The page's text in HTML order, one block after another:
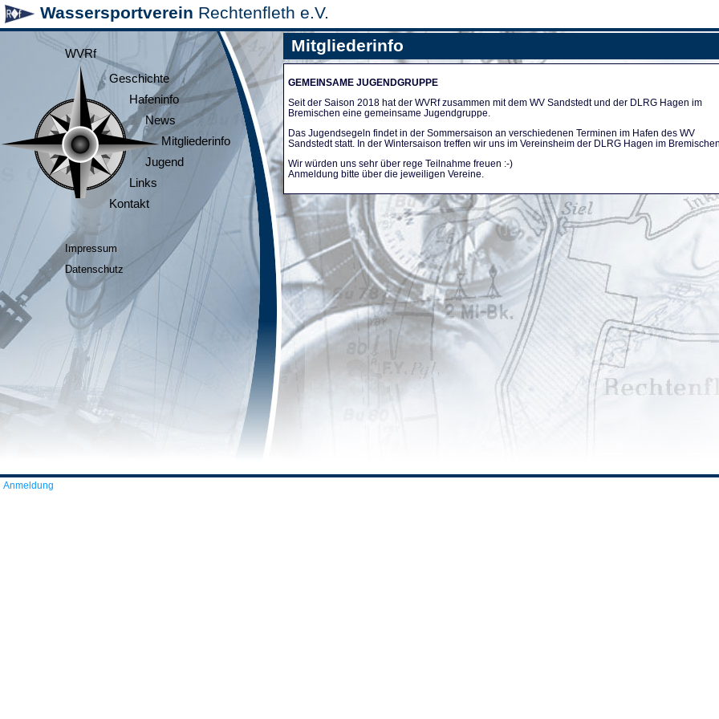
Wassersportverein Rechtenfleth e.V.
WVRf
Geschichte
Hafeninfo
News
Mitgliederinfo
Jugend
Links
Kontakt
Impressum
Datenschutz
Mitgliederinfo
GEMEINSAME JUGENDGRUPPE
Seit der Saison 2018 hat der WVRf zusammen mit dem WV Sandstedt und der DLRG Hagen im
Bremischen eine gemeinsame Jugendgruppe.
Das Jugendsegeln findet in der Sommersaison an verschiedenen Terminen im Hafen des WV
Sandstedt statt. In der Wintersaison treffen wir uns im Vereinsheim der DLRG Hagen im
Wir würden uns sehr über rege Teilnahme freuen :-)
Anmeldung bitte über die jeweiligen Vereine.
Anmeldung